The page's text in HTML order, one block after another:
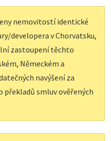
nemovitostí identické
developera v Chorvatsku,
zastoupení těchto
Německém a
navýšení za
překladů smluv ověřených